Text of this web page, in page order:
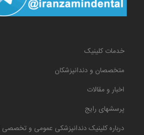
خدمات کلینیک
متخصصان و دندانپزشکان
اخبار و مقالات
پرسشهای رایج
درباره کلینیک دندانپزشکی عمومی و تخصصی